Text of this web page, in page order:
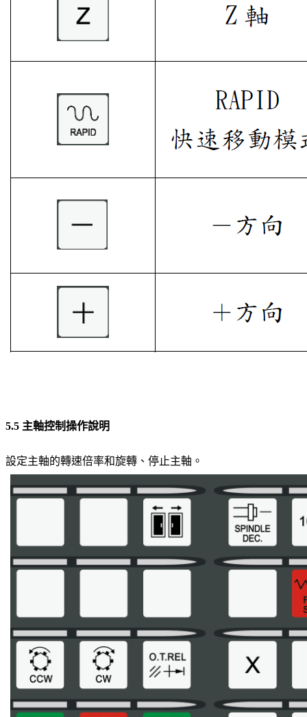
5.5 主軸控制操作說明
設定主軸的轉速倍率和旋轉、停止主軸。